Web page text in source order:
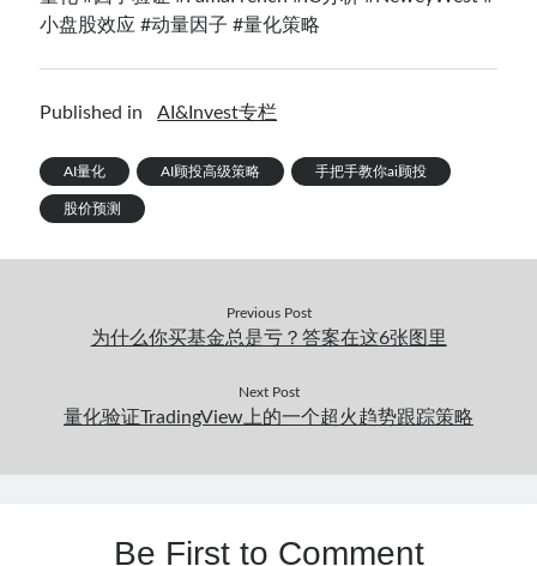
小盘股效应 #动量因子 #量化策略
Published in AI&Invest专栏
AI量化 AI顾投高级策略 手把手教你ai顾投
股价预测
Previous Post
为什么你买基金总是亏？答案在这6张图里
Next Post
量化验证TradingView上的一个超火趋势跟踪策略
Be First to Comment